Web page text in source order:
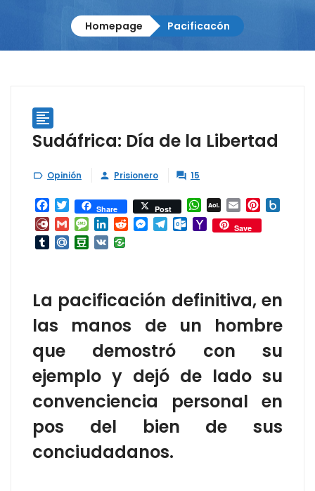
Columnistas
Contacto
Homepage Pacificacón

Sudáfrica: Día de la Libertad
 Opinión  Prisionero  15
Facebook
TwitterShare Post WhatsApp
AOL
Mail
Email Pinterest
Diary.Ru
GmailMessage
LinkedIn
RedditMessenger
Telegram
Outlook.com
Yahoo
Mail
Save
TumblrMail.RuDouban
VK
La pacificación definitiva, en
las manos de un hombre
que demostró con su
ejemplo y dejó de lado su
convenciencia personal en
pos del bien de sus
conciudadanos.